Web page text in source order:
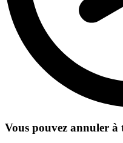
Vous pouvez annuler à